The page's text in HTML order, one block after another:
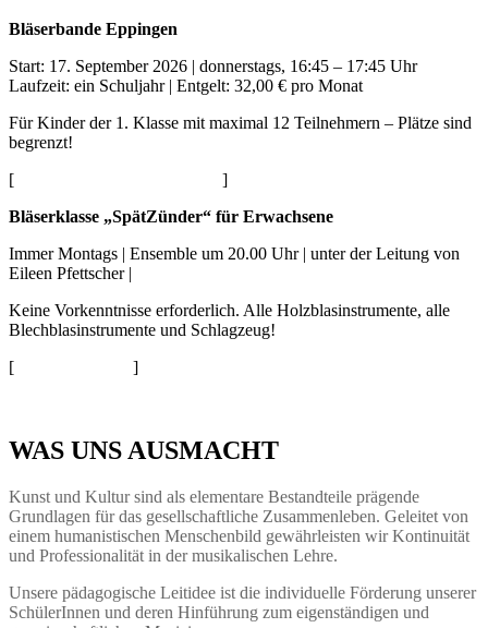
Bläserbande Eppingen
Start: 17. September 2026 | donnerstags, 16:45 – 17:45 Uhr
Laufzeit: ein Schuljahr | Entgelt: 32,00 € pro Monat
Für Kinder der 1. Klasse mit maximal 12 Teilnehmern – Plätze sind
begrenzt!
[
]
Bläserklasse „SpätZünder“ für Erwachsene
Immer Montags | Ensemble um 20.00 Uhr | unter der Leitung von
Eileen Pfettscher |
Keine Vorkenntnisse erforderlich. Alle Holzblas­instrumente, alle
Blech­blas­instrumente und Schlagzeug!
[
]
WAS UNS AUSMACHT
Kunst und Kultur sind als elementare Bestandteile prägende
Grundlagen für das gesellschaftliche Zusammenleben. Geleitet von
einem humanistischen Menschenbild gewährleisten wir Kontinuität
und Professionalität in der musikalischen Lehre.
Unsere pädagogische Leitidee ist die individuelle Förderung unserer
SchülerInnen und deren Hinführung zum eigenständigen und